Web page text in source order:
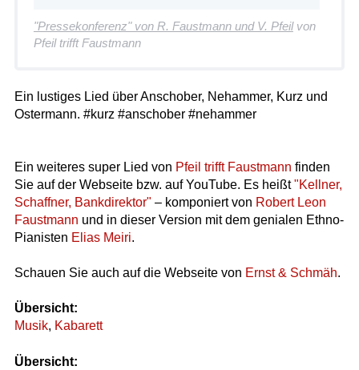
"Pressekonferenz" von R. Faustmann und V. Pfeilvon
Pfeil trifft Faustmann
Ein lustiges Lied über Anschober, Nehammer, Kurz und
Ostermann. #kurz #anschober #nehammer
Ein weiteres super Lied von Pfeil trifft Faustmann finden
Sie auf der Webseite bzw. auf YouTube. Es heißt"Kellner,
Schaffner, Bankdirektor" – komponiert von Robert Leon
Faustmann und in dieser Version mit dem genialen Ethno-
Pianisten Elias Meiri.
Schauen Sie auch auf die Webseite von Ernst & Schmäh.
Übersicht:
Musik, Kabarett
Übersicht: